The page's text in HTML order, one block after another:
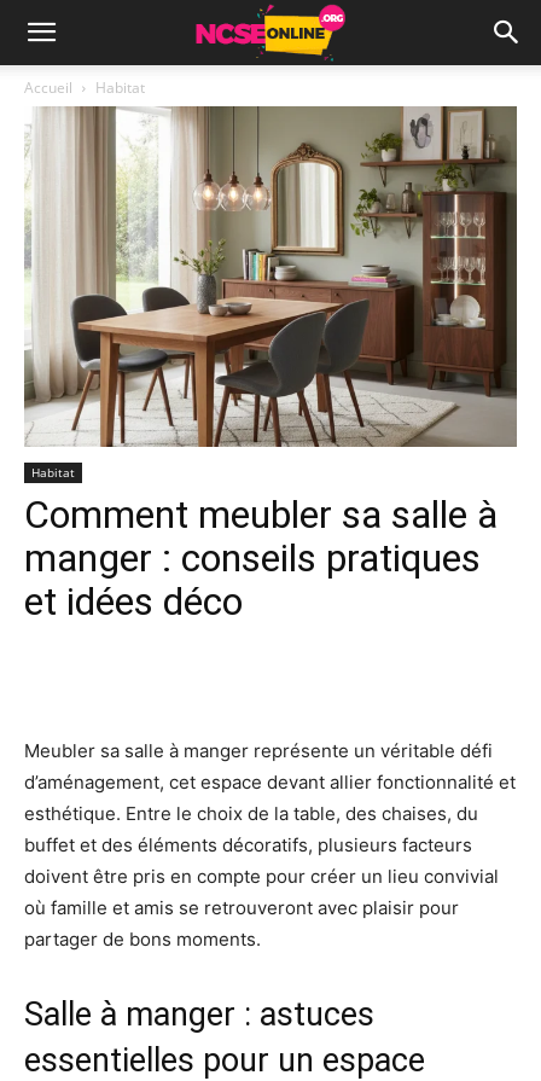
Accueil Habitat
Habitat
Comment meubler sa salle à
manger : conseils pratiques
et idées déco
Meubler sa salle à manger représente un véritable défi
d’aménagement, cet espace devant allier fonctionnalité et
esthétique. Entre le choix de la table, des chaises, du
buffet et des éléments décoratifs, plusieurs facteurs
doivent être pris en compte pour créer un lieu convivial
où famille et amis se retrouveront avec plaisir pour
partager de bons moments.
Salle à manger : astuces
essentielles pour un espace